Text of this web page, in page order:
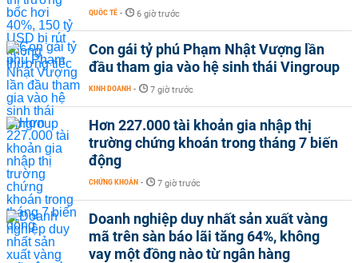
QUỐC TẾ - 6 giờ trước
Con gái tỷ phú Phạm Nhật Vượng lần
đầu tham gia vào hệ sinh thái Vingroup
KINH DOANH - 7 giờ trước
Hơn 227.000 tài khoản gia nhập thị
trường chứng khoán trong tháng 7 biến
động
CHỨNG KHOÁN - 7 giờ trước
Doanh nghiệp duy nhất sản xuất vàng
mã trên sàn báo lãi tăng 64%, không
vay một đồng nào từ ngân hàng